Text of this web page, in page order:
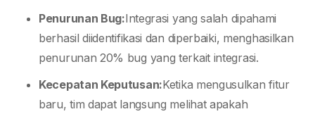
Penurunan Bug:Integrasi yang salah dipahami
berhasil diidentifikasi dan diperbaiki, menghasilkan
penurunan 20% bug yang terkait integrasi.
Kecepatan Keputusan:Ketika mengusulkan fitur
baru, tim dapat langsung melihat apakah